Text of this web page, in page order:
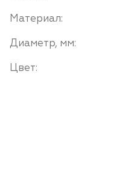
Материал:
Диаметр, мм:
Цвет: